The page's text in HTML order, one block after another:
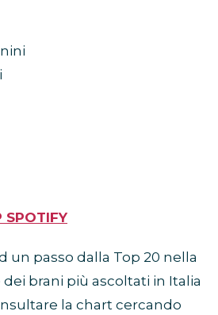
SPOTIFY
un passo dalla Top 20 nella
brani più ascoltati in Italia
la chart cercando